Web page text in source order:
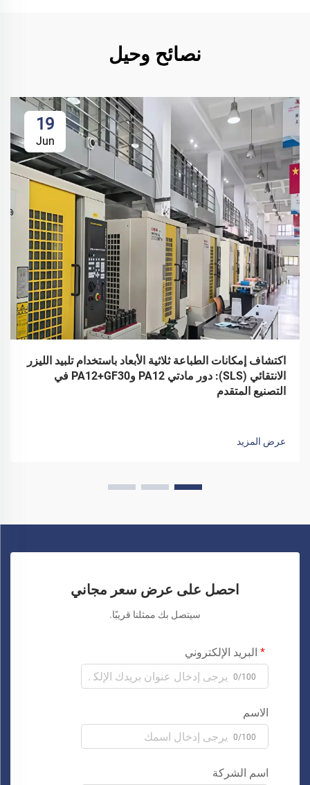
نصائح وحيل
19
Jun
اكتشاف إمكانات الطباعة ثلاثية الأبعاد باستخدام تلبيد الليزر
الانتقائي (SLS): دور مادتي PA12 وPA12+GF30 في
التصنيع المتقدم
عرض المزيد
احصل على عرض سعر مجاني
سيتصل بك ممثلنا قريبًا.
البريد الإلكتروني
0/100
الاسم
0/100
اسم الشركة